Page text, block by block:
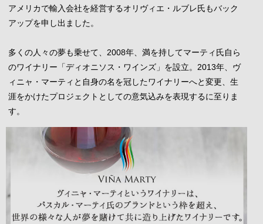
アメリカで輸入会社を経営するオリヴィエ・ルブレ氏もバック
アップを申し出ました。
多くの人々の夢も乗せて、2008年、満を持してマーティ氏自ら
のワイナリー「ディオニソス・ワインズ」を設立。2013年、ヴ
ィニャ・マーティと自身の名を冠したワイナリーへと変更、生
涯をかけたプロジェクトとしての意気込みを表現するに至りま
す。